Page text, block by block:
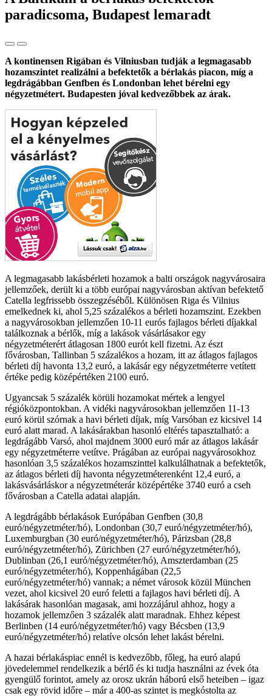
paradicsoma, Budapest lemaradt
A kontinensen Rigában és Vilniusban tudják a legmagasabb
hozamszintet realizálni a befektetők a bérlakás piacon, míg a
legdrágábban Genfben és Londonban lehet bérelni egy
négyzetmétert. Budapesten jóval kedvezőbbek az árak.
A legmagasabb lakásbérleti hozamok a balti országok nagyvárosaira
jellemzőek, derült ki a több európai nagyvárosban aktívan befektető
Catella legfrissebb összegzéséből. Különösen Riga és Vilnius
emelkednek ki, ahol 5,25 százalékos a bérleti hozamszint. Ezekben
a nagyvárosokban jellemzően 10-11 eurós fajlagos bérleti díjakkal
találkoznak a bérlők, míg a lakások vásárlásakor egy
négyzetméterért átlagosan 1800 eurót kell fizetni. Az észt
fővárosban, Tallinban 5 százalékos a hozam, itt az átlagos fajlagos
bérleti díj havonta 13,2 euró, a lakásár egy négyzetméterre vetített
értéke pedig középértéken 2100 euró.
Ugyancsak 5 százalék körüli hozamokat mértek a lengyel
régióközpontokban. A vidéki nagyvárosokban jellemzően 11-13
euró körül szórnak a havi bérleti díjak, míg Varsóban ez kicsivel 14
euró alatt marad. A lakásárakban hasonló eltérés tapasztalható: a
legdrágább Varsó, ahol majdnem 3000 euró már az átlagos lakásár
egy négyzetméterre vetítve. Prágában az európai nagyvárosokhoz
hasonlóan 3,5 százalékos hozamszinttel kalkulálhatnak a befektetők,
az átlagos bérleti díj havonta négyzetméterenként 12,4 euró, a
lakásvásárláskor a négyzetméterár középértéke 3740 euró a cseh
fővárosban a Catella adatai alapján.
A legdrágább bérlakások Európában Genfben (30,8
euró/négyzetméter/hó), Londonban (30,7 euró/négyzetméter/hó),
Luxemburgban (30 euró/négyzetméter/hó), Párizsban (28,8
euró/négyzetméter/hó), Zürichben (27 euró/négyzetméter/hó),
Dublinban (26,1 euró/négyzetméter/hó), Amszterdamban (25
euró/négyzetméter/hó), Koppenhágában (22,5
euró/négyzetméter/hó) vannak; a német városok közül München
vezet, ahol kicsivel 20 euró feletti a fajlagos havi bérleti díj. A
lakásárak hasonlóan magasak, ami hozzájárul ahhoz, hogy a
hozamok jellemzően 3 százalék alatt maradnak. Ehhez képest
Berlinben (14 euró/négyzetméter/hó) vagy Bécsben (13,9
euró/négyzetméter/hó) relatíve olcsón lehet lakást bérelni.
A hazai bérlakáspiac ennél is kedvezőbb, főleg, ha euró alapú
jövedelemmel rendelkezik a bérlő és ki tudja használni az évek óta
gyengülő forintot, amely az orosz ukrán háború első heteiben – igaz
csak egy rövid időre – már a 400-as szintet is megkóstolta az